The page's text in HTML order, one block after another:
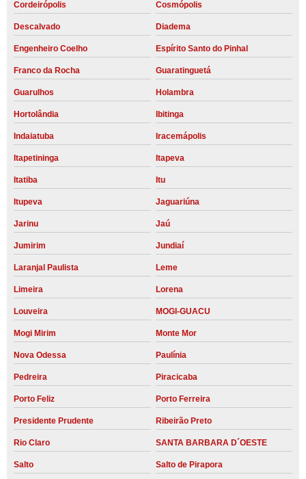
Cordeirópolis Cosmópolis
Descalvado Diadema
Engenheiro Coelho Espírito Santo do Pinhal
Franco da Rocha Guaratinguetá
Guarulhos Holambra
Hortolândia Ibitinga
Indaiatuba Iracemápolis
Itapetininga Itapeva
Itatiba Itu
Itupeva Jaguariúna
Jarinu Jaú
Jumirim Jundiaí
Laranjal Paulista Leme
Limeira Lorena
Louveira MOGI-GUACU
Mogi Mirim Monte Mor
Nova Odessa Paulínia
Pedreira Piracicaba
Porto Feliz Porto Ferreira
Presidente Prudente Ribeirão Preto
Rio Claro SANTA BARBARA D´OESTE
Salto Salto de Pirapora